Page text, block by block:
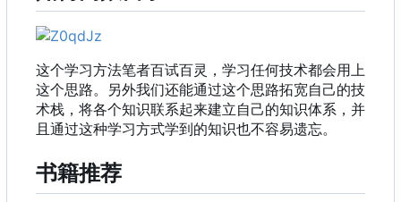
这个学习方法笔者百试百灵，学习任何技术都会用上
这个思路。另外我们还能通过这个思路拓宽自己的技
术栈，将各个知识联系起来建立自己的知识体系，并
且通过这种学习方式学到的知识也不容易遗忘。
书籍推荐